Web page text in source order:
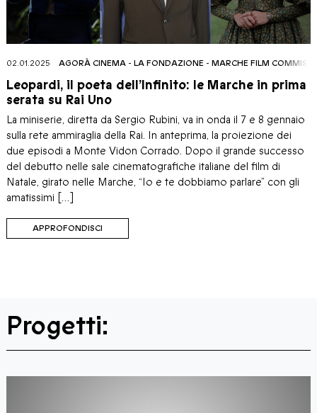
02.01.2025 AGORÀ CINEMA - LA FONDAZIONE - MARCHE FILM
Leopardi, il poeta dell’Infinito: le Marche in prima
serata su Rai Uno
La miniserie, diretta da Sergio Rubini, va in onda il 7 e 8 gennaio
sulla rete ammiraglia della Rai. In anteprima, la proiezione dei
due episodi a Monte Vidon Corrado. Dopo il grande successo
del debutto nelle sale cinematografiche italiane del film di
Natale, girato nelle Marche, “Io e te dobbiamo parlare” con gli
amatissimi […]
APPROFONDISCI
Progetti: